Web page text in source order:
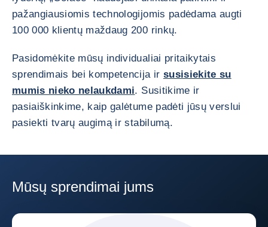
pažangiausiomis technologijomis padėdama augti
100 000 klientų maždaug 200 rinkų.
Pasidomėkite mūsų individualiai pritaikytais
sprendimais bei kompetencija ir susisiekite su
mumis nieko nelaukdami. Susitikime ir
pasiaiškinkime, kaip galėtume padėti jūsų verslui
pasiekti tvarų augimą ir stabilumą.
Mūsų sprendimai jums